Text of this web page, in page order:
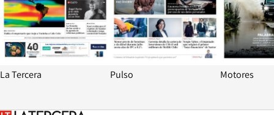
La Tercera Pulso Motores